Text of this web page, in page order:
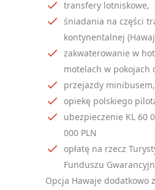
transfery lotniskowe,
śniadania na części
kontynentalnej
zakwaterowanie w
motelach w pokojach
przejazdy minibusem,
opiekę polskiego
ubezpieczenie KL 60
000 PLN
opłatę na rzecz
Funduszu
Opcja Hawaje dodatkowo